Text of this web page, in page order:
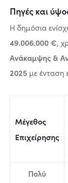
Πηγές και
Η δημόσια
49.006.000 €,
Ανάκαμψης &
2025 με ένταση
Μέγεθος
Επιχείρησης
Πολύ